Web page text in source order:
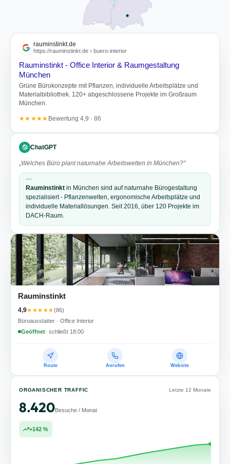
rauminstinkt.de
https://rauminstinkt.de › buero-interior
Rauminstinkt - Office Interior & Raumgestaltung
München
Grüne Bürokonzepte mit Pflanzen, individuelle Arbeitsplätze und
Materialbibliothek. 120+ abgeschlossene Projekte im Großraum
München.
★★★★★ Bewertung 4,9 · 86
ChatGPT
„Welches Büro plant naturnahe Arbeitswelten in München?"
Rauminstinkt in München sind auf naturnahe Bürogestaltung
spezialisiert - Pflanzenwelten, ergonomische Arbeitsplätze und
individuelle Materiallösungen. Seit 2016, über 120 Projekte im
DACH-Raum.
Rauminstinkt
4,9★★★★★(86)
Büroausstatter · Office Interior
Geöffnet· schließt 18:00
Route Anrufen Website
ORGANISCHER TRAFFIC Letzte 12 Monate
8.420Besuche / Monat
+142 %